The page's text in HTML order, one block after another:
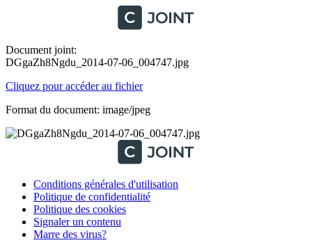
Document joint:
DGgaZh8Ngdu_2014-07-06_004747.jpg
Cliquez pour accéder au fichier
Format du document: image/jpeg
Conditions générales d'utilisation
Politique de confidentialité
Politique des cookies
Signaler un contenu
Marre des virus?